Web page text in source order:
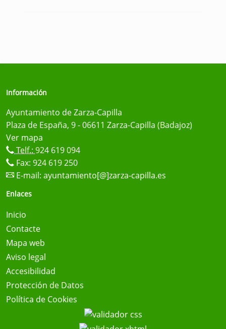
Información
Ayuntamiento de Zarza-Capilla
Plaza de España, 9 - 06611 Zarza-Capilla (Badajoz)
Ver mapa
Telf.: 924 619 094
Fax: 924 619 250
E-mail: ayuntamiento[@]zarza-capilla.es
Enlaces
Inicio
Contacte
Mapa web
Aviso legal
Accesibilidad
Protección de Datos
Política de Cookies